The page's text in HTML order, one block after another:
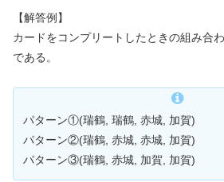
【解答例】
カードをコンプリートしたときの組み合
である。
パターン①(瑞鶴, 瑞鶴, 赤城, 加賀)
パターン②(瑞鶴, 赤城, 赤城, 加賀)
パターン③(瑞鶴, 赤城, 加賀, 加賀)